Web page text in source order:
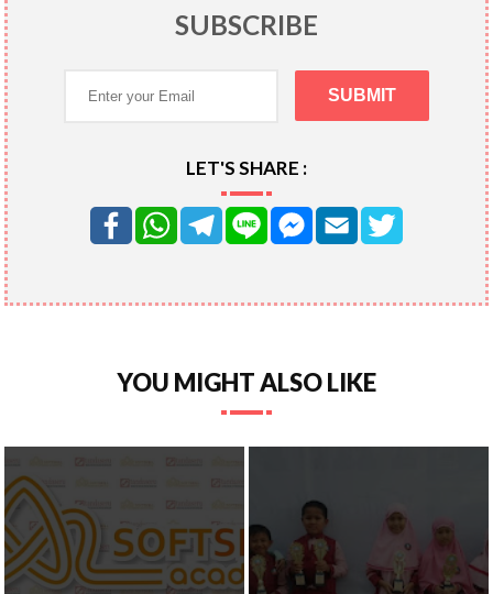
SUBSCRIBE
LET'S SHARE :
YOU MIGHT ALSO LIKE